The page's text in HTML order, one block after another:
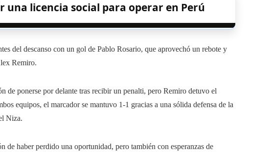
una licencia social para operar en Perú
del descanso con un gol de Pablo Rosario, que aprovechó un rebote y
Remiro.
de ponerse por delante tras recibir un penalti, pero Remiro detuvo el
equipos, el marcador se mantuvo 1-1 gracias a una sólida defensa de la
Niza.
de haber perdido una oportunidad, pero también con esperanzas de